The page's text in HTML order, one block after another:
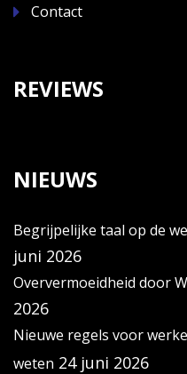
Contact
REVIEWS
NIEUWS
Begrijpelijke taal op de
juni 2026
Oververmoeidheid door
2026
Nieuwe regels voor
weten 24 juni 2026